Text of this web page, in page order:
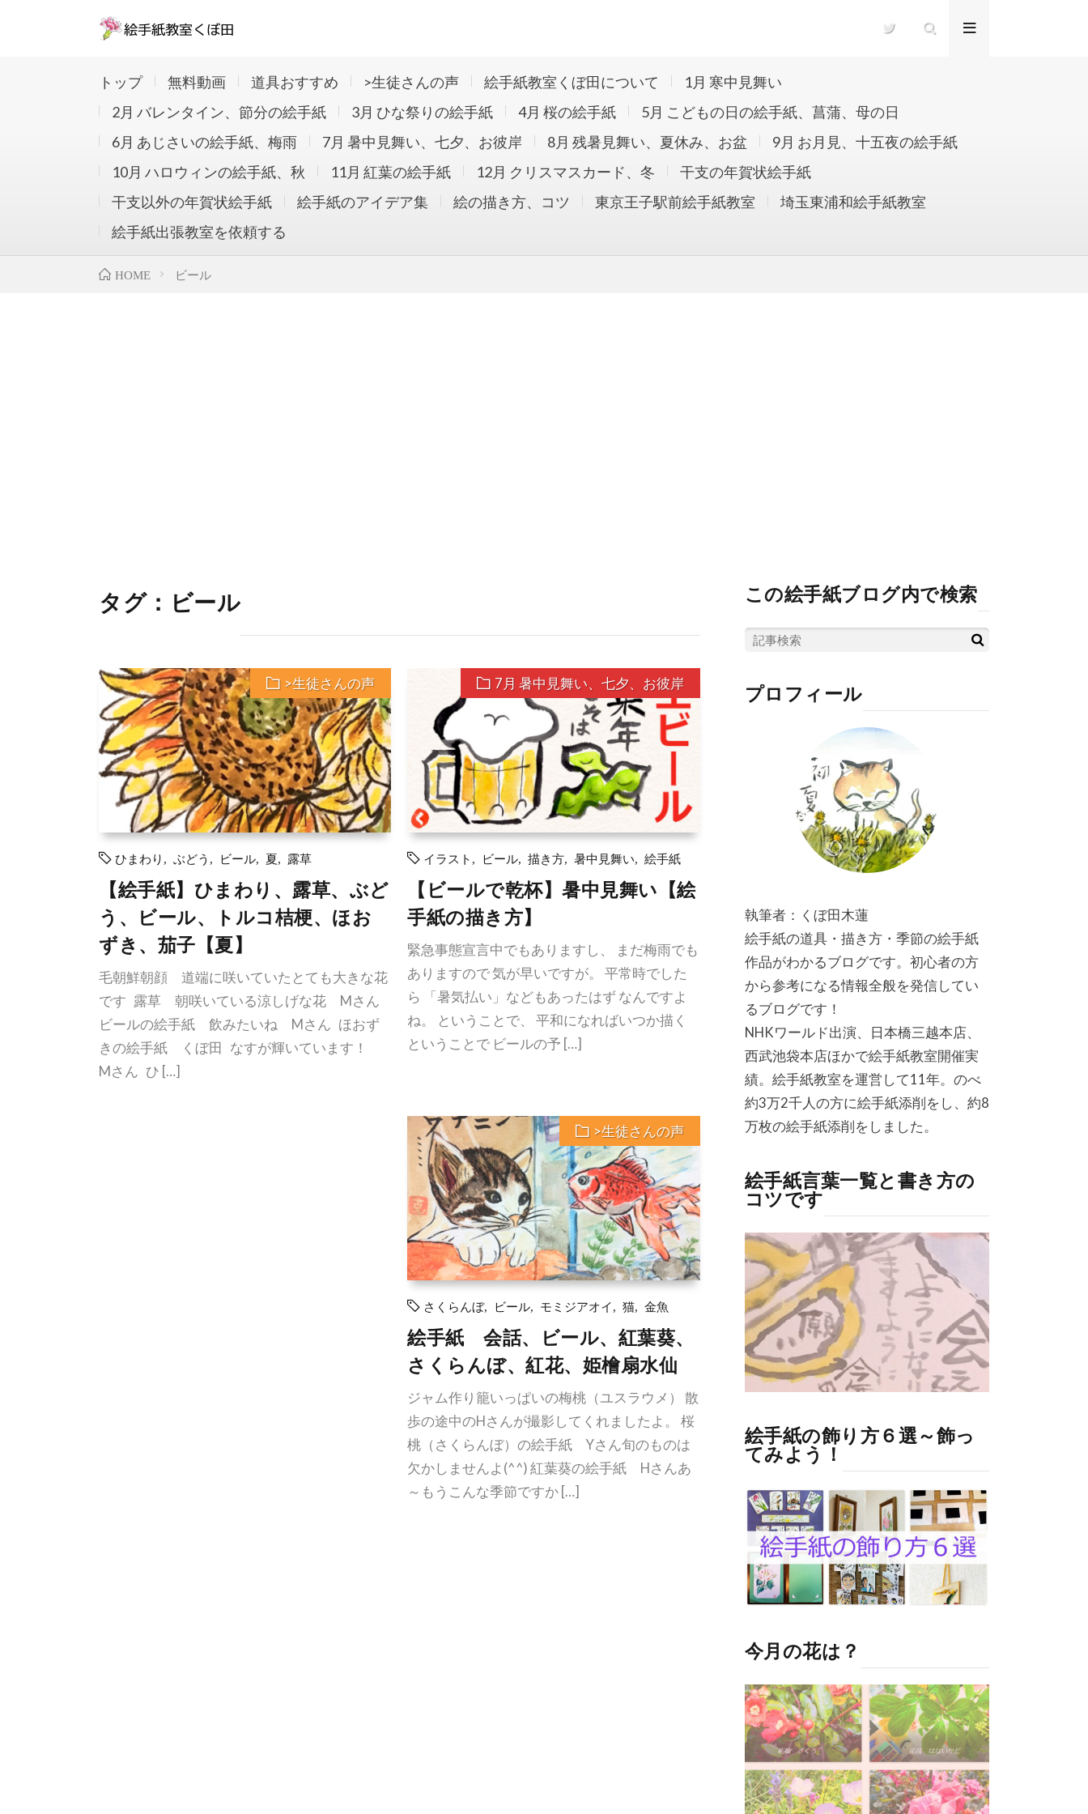
32000人が参加。約79800枚の絵手紙を描かれました。手ぶらで参加できる絵手紙教室です。花の絵手紙を中
トップ 無料動画 道具おすすめ >生徒さんの声 絵手紙教室くぼ田について
1月 寒中見舞い
2月 バレンタイン、節分の絵手紙
3月 ひな祭りの絵手紙 4月 桜の絵手紙
5月 こどもの日の絵手紙、菖蒲、母の日
6月 あじさいの絵手紙、梅雨
7月 暑中見舞い、七夕、お彼岸 8月 残暑見舞い、夏休み、お盆
9月 お月見、十五夜の絵手紙
10月 ハロウィンの絵手紙、秋
11月 紅葉の絵手紙 12月 クリスマスカード、冬
干支の年賀状絵手紙
干支以外の年賀状絵手紙
絵手紙のアイデア集 絵の描き方、コツ 東京王子駅前絵手紙教室
埼玉東浦和絵手紙教室
絵手紙出張教室を依頼する
HOME ビール
タグ：ビール
>生徒さんの声
ひまわり ぶどう ビール 夏 露草
【絵手紙】ひまわり、露草、ぶど
う、ビール、トルコ桔梗、ほお
ずき、茄子【夏】
毛朝鮮朝顔 道端に咲いていたとても大きな花
です 露草 朝咲いている涼しげな花 Mさん
ビールの絵手紙 飲みたいね Mさん ほおず
きの絵手紙 くぼ田 なすが輝いています！
Mさん ひ […]
7月 暑中見舞い、七夕、お彼岸
イラスト ビール ,描き方 暑中見舞い ,絵手紙
【ビールで乾杯】暑中見舞い【絵
手紙の描き方】
緊急事態宣言中でもありますし、 まだ梅雨でも
ありますので 気が早いですが。 平常時でした
ら 「暑気払い」などもあったはず なんですよ
ね。 ということで、 平和になればいつか描く
ということで ビールの予 […]
>生徒さんの声
さくらんぼ, ビール モミジアオイ ,猫 ,金魚
絵手紙 会話、ビール、紅葉葵、
さくらんぼ、紅花、姫檜扇水仙
ジャム作り籠いっぱいの梅桃（ユスラウメ） 散
歩の途中のHさんが撮影してくれましたよ。 桜
桃（さくらんぼ）の絵手紙 Yさん旬のものは
欠かしませんよ(^^) 紅葉葵の絵手紙 Hさんあ
～もうこんな季節ですか […]
この絵手紙ブログ内で検索
プロフィール
執筆者：くぼ田木蓮
絵手紙の道具・描き方・季節の絵手紙
作品がわかるブログです。初心者の方
から参考になる情報全般を発信してい
るブログです！
NHKワールド出演、日本橋三越本店、
西武池袋本店ほかで絵手紙教室開催実
績。絵手紙教室を運営して11年。のべ
約3万2千人の方に絵手紙添削をし、約8
万枚の絵手紙添削をしました。
絵手紙言葉一覧と書き方の
コツです
絵手紙の飾り方６選～飾っ
てみよう！
今月の花は？